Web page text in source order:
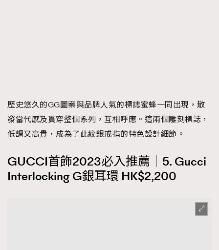
歷史悠久的GG圖案與品牌人氣的標誌蜜蜂一同出現，散
發當代感及貫穿整個系列，互相呼應。這兩個雕刻標誌，
低調又高貴，成為了此紋銀戒指的特色設計細節。
GUCCI首飾2023必入推薦｜5. Gucci
Interlocking G銀耳環 HK$2,200